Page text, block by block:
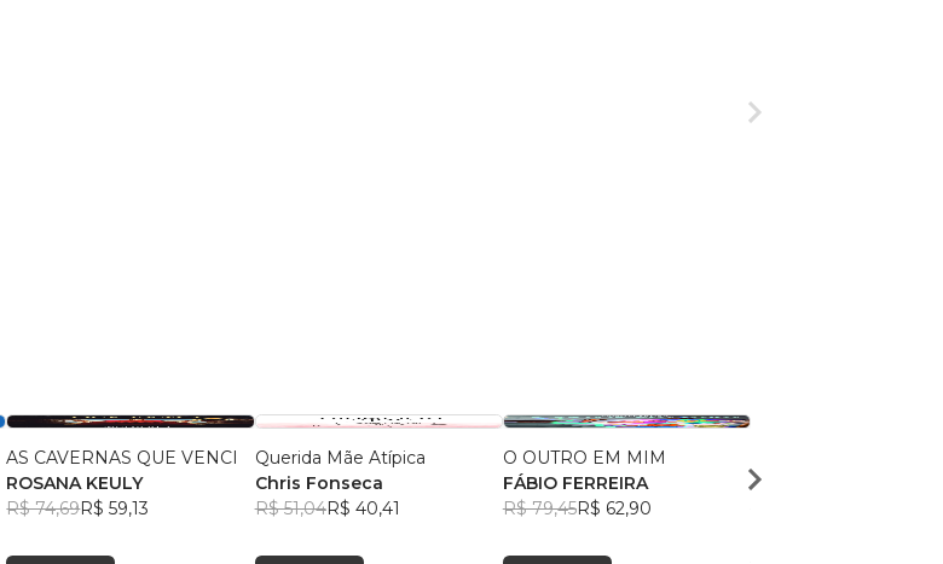
AS CAVERNAS QUE VENCI
ROSANA KEULY
R$ 74,69R$ 59,13
Querida Mãe Atípica
Chris Fonseca
R$ 51,04R$ 40,41
O OUTRO EM MIM
FÁBIO FERREIRA
R$ 79,45R$ 62,90
Tiago Pinheiro